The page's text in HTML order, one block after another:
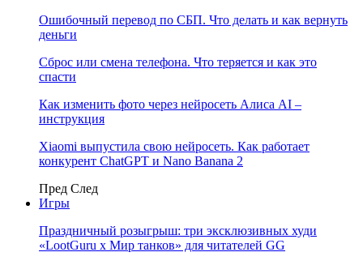
Ошибочный перевод по СБП. Что делать и как вернуть
деньги
Сброс или смена телефона. Что теряется и как это
спасти
Как изменить фото через нейросеть Алиса AI –
инструкция
Xiaomi выпустила свою нейросеть. Как работает
конкурент ChatGPT и Nano Banana 2
Пред След
Игры
Праздничный розыгрыш: три эксклюзивных худи
«LootGuru х Мир танков» для читателей GG